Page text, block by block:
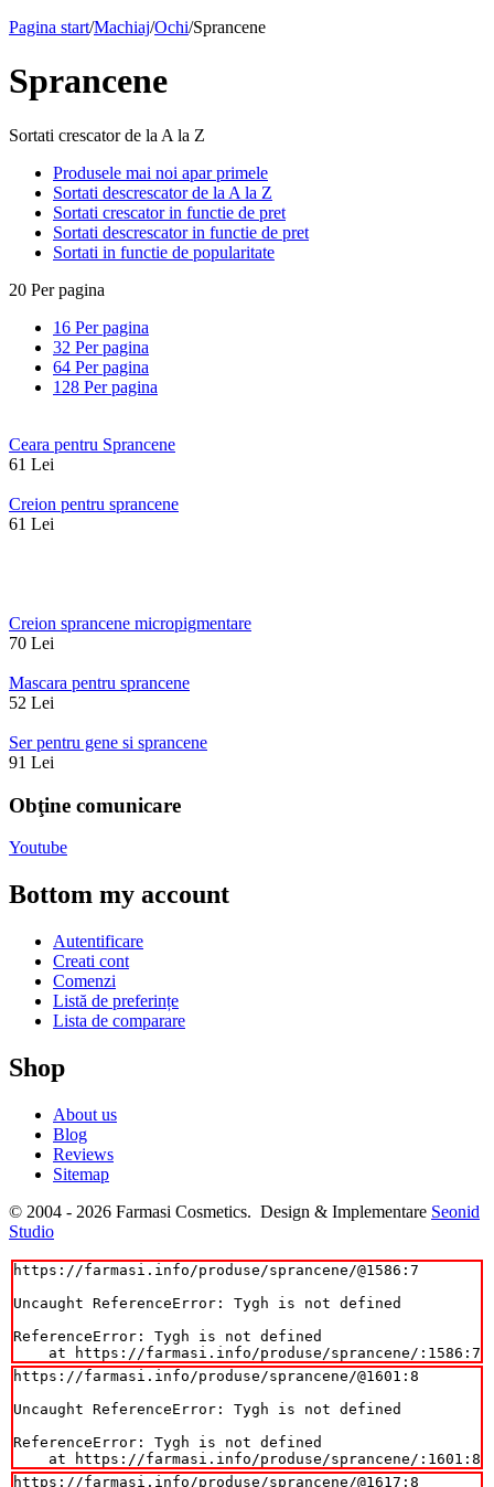
Pagina start/Machiaj/Ochi/Sprancene
Sprancene
Sortati crescator de la A la Z
Produsele mai noi apar primele
Sortati descrescator de la A la Z
Sortati crescator in functie de pret
Sortati descrescator in functie de pret
Sortati in functie de popularitate
20 Per pagina
16 Per pagina
32 Per pagina
64 Per pagina
128 Per pagina
Ceara pentru Sprancene
61 Lei
Creion pentru sprancene
61 Lei
Creion sprancene micropigmentare
70 Lei
Mascara pentru sprancene
52 Lei
Ser pentru gene si sprancene
91 Lei
Obţine comunicare
Youtube
Bottom my account
Autentificare
Creati cont
Comenzi
Listă de preferințe
Lista de comparare
Shop
About us
Blog
Reviews
Sitemap
© 2004 - 2026 Farmasi Cosmetics. Design & Implementare Seonid
Studio
https://farmasi.info/produse/sprancene/@1586:7
Uncaught ReferenceError: Tygh is not defined
ReferenceError: Tygh is not defined
    at https://farmasi.info/produse/sprancene/:1586:7
https://farmasi.info/produse/sprancene/@1601:8
Uncaught ReferenceError: Tygh is not defined
ReferenceError: Tygh is not defined
    at https://farmasi.info/produse/sprancene/:1601:8
https://farmasi.info/produse/sprancene/@1617:8